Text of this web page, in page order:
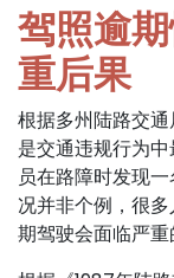
驾照逾
重后果
根据多州陆路交
是交通违规行为
员在路障时发现
况并非个例，很
期驾驶会面临严重